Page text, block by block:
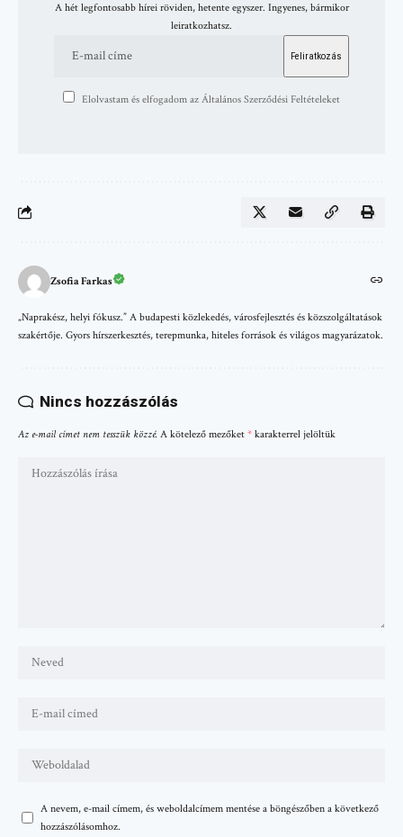
A hét legfontosabb hírei röviden, hetente egyszer. Ingyenes, bármikor
leiratkozhatsz.
Elolvastam és elfogadom az Általános Szerződési Feltételeket
Zsofia Farkas
„Naprakész, helyi fókusz.” A budapesti közlekedés, városfejlesztés és közszolgáltatások
szakértője. Gyors hírszerkesztés, terepmunka, hiteles források és világos magyarázatok.
Nincs hozzászólás
Az e-mail címet nem tesszük közzé. A kötelező mezőket * karakterrel jelöltük
A nevem, e-mail címem, és weboldalcímem mentése a böngészőben a következő
hozzászólásomhoz.